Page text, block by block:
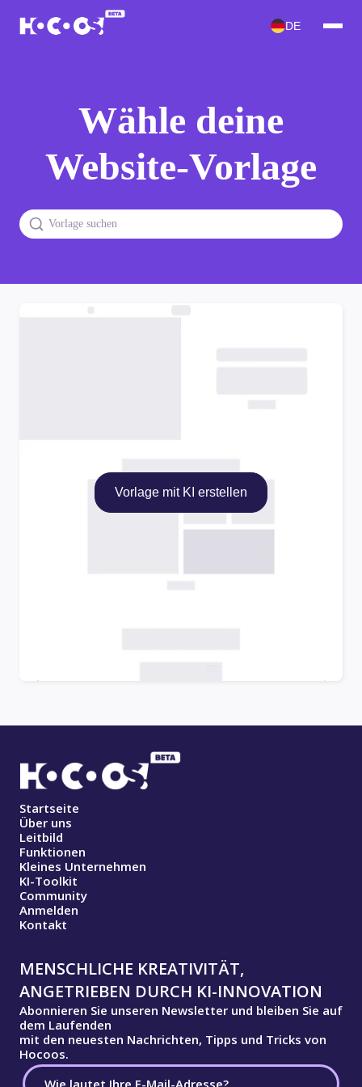
DE
Wähle deine
Website-Vorlage
Vorlage mit KI erstellen
Startseite
Über uns
Leitbild
Funktionen
Kleines Unternehmen
KI-Toolkit
Community
Anmelden
Kontakt
MENSCHLICHE KREATIVITÄT,
ANGETRIEBEN DURCH KI-INNOVATION
Abonnieren Sie unseren Newsletter und bleiben Sie auf
dem Laufenden
mit den neuesten Nachrichten, Tipps und Tricks von
Hocoos.